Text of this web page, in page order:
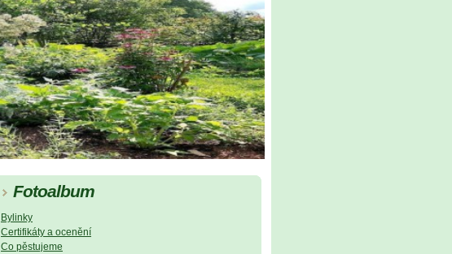
Fotoalbum
Bylinky
Certifikáty a ocenění
Co pěstujeme